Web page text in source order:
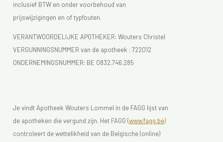
inclusief BTW en onder voorbehoud van
prijswijzigingen en of typfouten.
VERANTWOORDELIJKE APOTHEKER: Wouters Christel
VERGUNNINGSNUMMER van de apotheek : 722012
ONDERNEMINGSNUMMER: BE 0832.746.285
Je vindt Apotheek Wouters Lommel in de FAGG lijst van
de apotheken die vergund zijn. Het FAGG (www.fagg.be)
controleert de wettelikheid van de Belgische (online)